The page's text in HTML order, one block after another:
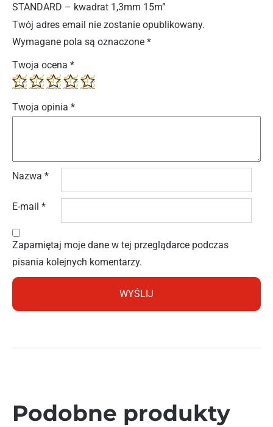
STANDARD – kwadrat 1,3mm 15m”
Twój adres email nie zostanie opublikowany.
Wymagane pola są oznaczone *
Twoja ocena *
Twoja opinia *
Nazwa *
E-mail *
Zapamiętaj moje dane w tej przeglądarce podczas
pisania kolejnych komentarzy.
Podobne produkty